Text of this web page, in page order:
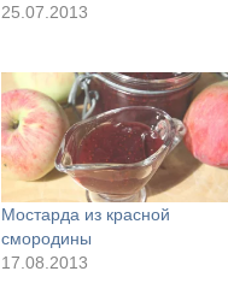
25.07.2013
Мостарда из красной
смородины
17.08.2013